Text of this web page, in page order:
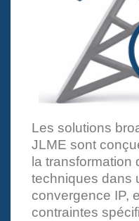
Les solutions
JLME sont
la transformation
techniques dans
convergence IP,
contraintes